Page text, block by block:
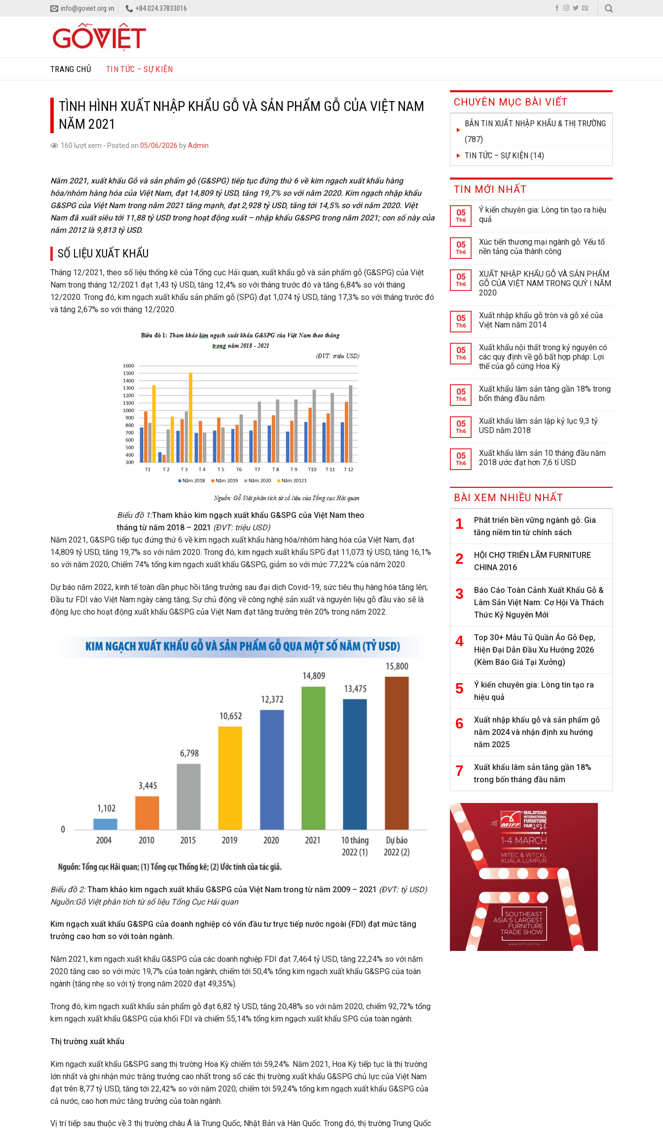
info@goviet.org.vn +84.024.37833016
TRANG CHỦ TIN TỨC – SỰ KIỆN
TÌNH HÌNH XUẤT NHẬP KHẨU GỖ VÀ SẢN PHẨM GỖ CỦA VIỆT NAM
NĂM 2021
160 lượt xem - Posted on 05/06/2026 byAdmin
Năm 2021, xuất khẩu Gỗ và sản phẩm gỗ (G&SPG) tiếp tục đứng thứ 6 về kim ngạch xuất khẩu hàng
hóa/nhóm hàng hóa của Việt Nam, đạt 14,809 tỷ USD, tăng 19,7% so với năm 2020. Kim ngạch nhập khẩu
G&SPG của Việt Nam trong năm 2021 tăng mạnh, đạt 2,928 tỷ USD, tăng tới 14,5% so với năm 2020. Việt
Nam đã xuất siêu tới 11,88 tỷ USD trong hoạt động xuất – nhập khẩu G&SPG trong năm 2021; con số này của
năm 2012 là 9,813 tỷ USD.
SỐ LIỆU XUẤT KHẨU
Tháng 12/2021, theo số liệu thống kê của Tổng cục Hải quan, xuất khẩu gỗ và sản phẩm gỗ (G&SPG) của Việt
Nam trong tháng 12/2021 đạt 1,43 tỷ USD, tăng 12,4% so với tháng trước đó và tăng 6,84% so với tháng
12/2020. Trong đó, kim ngạch xuất khẩu sản phẩm gỗ (SPG) đạt 1,074 tỷ USD, tăng 17,3% so với tháng trước đó
và tăng 2,67% so với tháng 12/2020.
Biểu đồ 1:Tham khảo kim ngạch xuất khẩu G&SPG của Việt Nam theo
tháng từ năm 2018 – 2021 (ĐVT: triệu USD)
Năm 2021, G&SPG tiếp tục đứng thứ 6 về kim ngạch xuất khẩu hàng hóa/nhóm hàng hóa của Việt Nam, đạt
14,809 tỷ USD, tăng 19,7% so với năm 2020. Trong đó, kim ngạch xuất khẩu SPG đạt 11,073 tỷ USD, tăng 16,1%
so với năm 2020; Chiếm 74% tổng kim ngạch xuất khẩu G&SPG, giảm so với mức 77,22% của năm 2020.
Dự báo năm 2022, kinh tế toàn dần phục hồi tăng trưởng sau đại dịch Covid-19, sức tiêu thụ hàng hóa tăng lên;
Đầu tư FDI vào Việt Nam ngày càng tăng; Sự chủ động về công nghệ sản xuất và nguyên liệu gỗ đầu vào sẽ là
động lực cho hoạt động xuất khẩu G&SPG của Việt Nam đạt tăng trưởng trên 20% trong năm 2022.
Biểu đồ 2:Tham khảo kim ngạch xuất khẩu G&SPG của Việt Nam trong từ năm 2009 – 2021 (ĐVT: tỷ USD)
Nguồn:Gỗ Việt phân tích từ số liệu Tổng Cục Hải quan
Kim ngạch xuất khẩu G&SPG của doanh nghiệp có vốn đầu tư trực tiếp nước ngoài (FDI) đạt mức tăng
trưởng cao hơn so với toàn ngành.
Năm 2021, kim ngạch xuất khẩu G&SPG của các doanh nghiệp FDI đạt 7,464 tỷ USD, tăng 22,24% so với năm
2020 tăng cao so với mức 19,7% của toàn ngành; chiếm tới 50,4% tổng kim ngạch xuất khẩu G&SPG của toàn
ngành (tăng nhẹ so với tỷ trọng năm 2020 đạt 49,35%).
Trong đó, kim ngạch xuất khẩu sản phẩm gỗ đạt 6,82 tỷ USD, tăng 20,48% so với năm 2020; chiếm 92,72% tổng
kim ngạch xuất khẩu G&SPG của khối FDI và chiếm 55,14% tổng kim ngạch xuất khẩu SPG của toàn ngành.
Thị trường xuất khẩu
Kim ngạch xuất khẩu G&SPG sang thị trường Hoa Kỳ chiếm tới 59,24%. Năm 2021, Hoa Kỳ tiếp tục là thị trường
lớn nhất và ghi nhận mức trăng trưởng cao nhất trong số các thị trường xuất khẩu G&SPG chủ lực của Việt Nam
đạt trên 8,77 tỷ USD, tăng tới 22,42% so với năm 2020; chiếm tới 59,24% tổng kim ngạch xuất khẩu G&SPG của
cả nước, cao hơn mức tăng trưởng của toàn ngành.
Vị trí tiếp sau thuộc về 3 thị trường châu Á là Trung Quốc, Nhật Bản và Hàn Quốc. Trong đó, thị trường Trung Quốc
CHUYÊN MỤC BÀI VIẾT
BẢN TIN XUẤT NHẬP KHẨU & THỊ TRƯỜNG
(787)
TIN TỨC – SỰ KIỆN (14)
TIN MỚI NHẤT
05
Th6
Ý kiến chuyên gia: Lòng tin tạo ra hiệu
quả
05
Th6
Xúc tiến thương mại ngành gỗ: Yếu tố
nền tảng của thành công
05
Th6
XUẤT NHẬP KHẨU GỖ VÀ SẢN PHẨM
GỖ CỦA VIỆT NAM TRONG QUÝ I NĂM
2020
05
Th6
Xuất nhập khẩu gỗ tròn và gỗ xẻ của
Việt Nam năm 2014
05
Th6
Xuất khẩu nội thất trong kỷ nguyên có
các quy định về gỗ bất hợp pháp: Lợi
thế của gỗ cứng Hoa Kỳ
05
Th6
Xuất khẩu lâm sản tăng gần 18% trong
bốn tháng đầu năm
05
Th6
Xuất khẩu lâm sản lập kỷ lục 9,3 tỷ
USD năm 2018
05
Th6
Xuất khẩu lâm sản 10 tháng đầu năm
2018 ước đạt hơn 7,6 tỉ USD
BÀI XEM NHIỀU NHẤT
Phát triển bền vững ngành gỗ: Gia
tăng niềm tin từ chính sách
HỘI CHỢ TRIỂN LÃM FURNITURE
CHINA 2016
Báo Cáo Toàn Cảnh Xuất Khẩu Gỗ &
Lâm Sản Việt Nam: Cơ Hội Và Thách
Thức Kỷ Nguyên Mới
Top 30+ Mẫu Tủ Quần Áo Gỗ Đẹp,
Hiện Đại Dẫn Đầu Xu Hướng 2026
(Kèm Báo Giá Tại Xưởng)
Ý kiến chuyên gia: Lòng tin tạo ra
hiệu quả
Xuất nhập khẩu gỗ và sản phẩm gỗ
năm 2024 và nhận định xu hướng
năm 2025
Xuất khẩu lâm sản tăng gần 18%
trong bốn tháng đầu năm